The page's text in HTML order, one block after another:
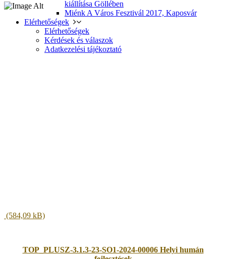
kiállítása Göllében
Miénk A Város Fesztivál 2017, Kaposvár
Elérhetőségek
Elérhetőségek
Kérdések és válaszok
Adatkezelési tájékoztató
TOP_PLUSZ-3.1.3-23-SO1-2024-00006 Helyi humán